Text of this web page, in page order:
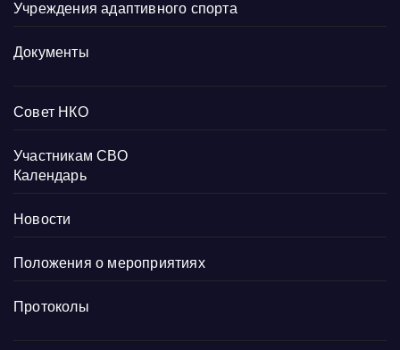
Учреждения адаптивного спорта
Документы
Совет НКО
Участникам СВО
Календарь
Новости
Положения о мероприятиях
Протоколы